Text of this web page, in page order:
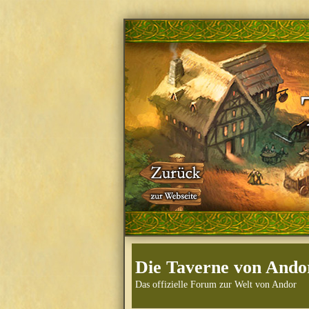
Die Taverne von
Das offizielle Forum zur Welt von Andor